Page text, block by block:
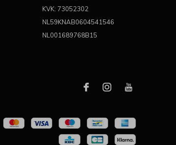
KVK: 73052302
NL59KNAB0604541546
NL001689768B15